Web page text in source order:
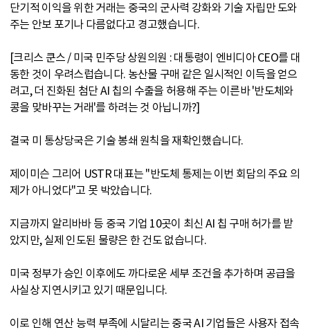
단기적 이익을 위한 거래는 중국의 군사력 강화와 기술 자립만 도와
주는 안보 포기나 다름없다고 경고했습니다.
[크리스 쿤스 / 미국 민주당 상원의원 : 대통령이 엔비디아 CEO를 대
동한 것이 우려스럽습니다. 농산물 구매 같은 일시적인 이득을 얻으
려고, 더 진화된 첨단 AI 칩의 수출을 허용해 주는 이른바 '반도체와
콩을 맞바꾸는 거래'를 하려는 것 아닙니까?]
결국 미 통상당국은 기술 봉쇄 원칙을 재확인했습니다.
제이미슨 그리어 USTR 대표는 "반도체 통제는 이번 회담의 주요 의
제가 아니었다"고 못 박았습니다.
지금까지 알리바바 등 중국 기업 10곳이 최신 AI 칩 구매 허가를 받
았지만, 실제 인도된 물량은 한 건도 없습니다.
미국 정부가 승인 이후에도 까다로운 세부 조건을 추가하며 공급을
사실상 지연시키고 있기 때문입니다.
이로 인해 연산 능력 부족에 시달리는 중국 AI 기업들은 사용자 접속